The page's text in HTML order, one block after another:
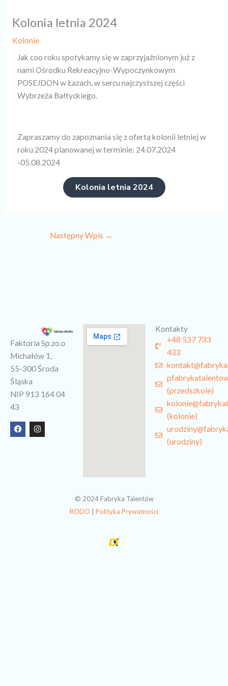
Kolonia letnia 2024
Kolonie
Jak coo roku spotykamy się w zaprzyjaźnionym już z
nami Ośrodku Rekreacyjno-Wypoczynkowym
POSEJDON w Łazach, w sercu najczystszej części
Wybrzeża Bałtyckiego.
Zapraszamy do zapoznania się z ofertą kolonii letniej w
roku 2024 planowanej w terminie: 24.07.2024
-05.08.2024
Kolonia letnia 2024
Następny Wpis →
Faktoria Sp.zo.o
Michałów 1,
55-300 Środa
Śląska
NIP 913 164 04
43
F
a
c
I
n
s
Kontakty
+48 537 733
433
(przedszkole)
(kolonie)
(urodziny)
© 2024 Fabryka Talentów
RODO
Polityka Prywatności